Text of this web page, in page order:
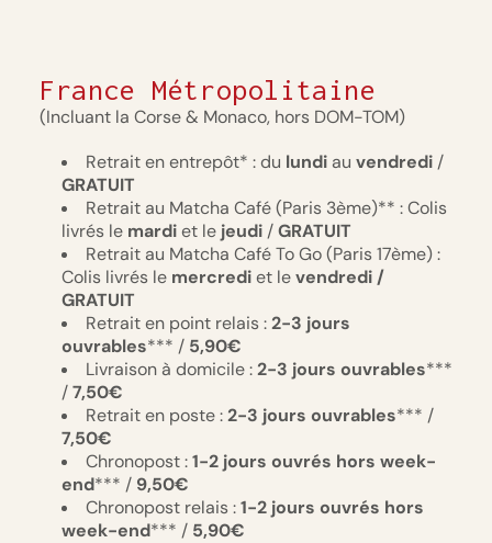
France Métropolitaine
(Incluant la Corse & Monaco, hors DOM-TOM)
Retrait en entrepôt* : du lundiau vendredi /
GRATUIT
Retrait au Matcha Café (Paris 3ème)** : Colis
livrés le mardiet le jeudi /GRATUIT
Retrait au Matcha Café To Go (Paris 17ème) :
Colis livrés le mercrediet levendredi /
GRATUIT
Retrait en point relais :2-3 jours
ouvrables*** / 5,90€
Livraison à domicile :2-3 jours ouvrables***
/7,50€
Retrait en poste :2-3 jours ouvrables*** /
7,50€
Chronopost :1-2 jours ouvrés hors week-
end*** / 9,50€
Chronopost relais :1-2 jours ouvrés hors
week-end*** / 5,90€